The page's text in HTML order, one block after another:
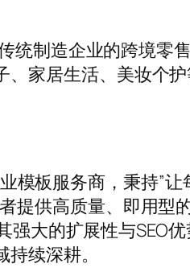
统制造企业的跨境零
家居生活、美妆个
板服务商，秉持”让
提供高质量、即用型
大的扩展性与SEO
续深耕。